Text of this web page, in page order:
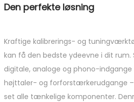
Den perfekte løsning
Kraftige kalibrerings- og
kan få den bedste ydeevne i dit rum.
digitale, analoge og phono-indgange
højttaler- og forforstærkerudgange
set alle tænkelige komponenter.